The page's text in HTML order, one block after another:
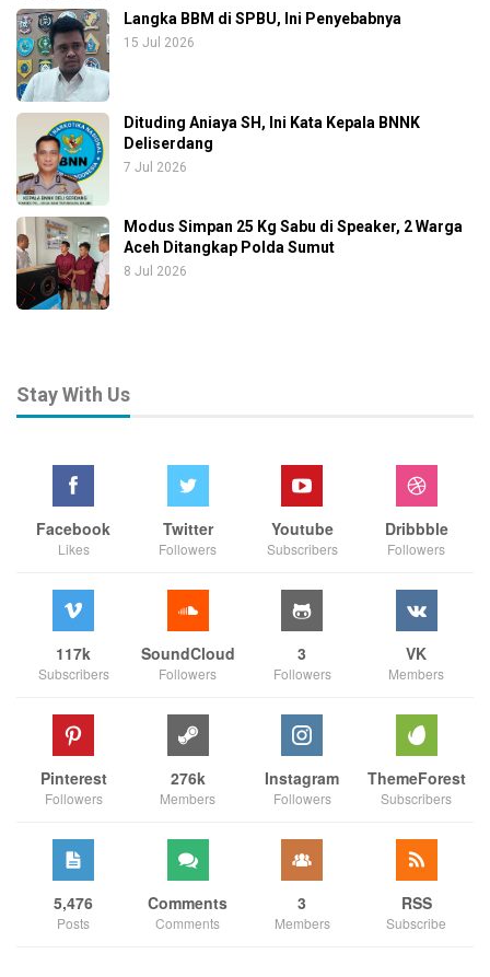
Langka BBM di SPBU, Ini Penyebabnya
15 Jul 2026
Dituding Aniaya SH, Ini Kata Kepala BNNK
Deliserdang
7 Jul 2026
Modus Simpan 25 Kg Sabu di Speaker, 2 Warga
Aceh Ditangkap Polda Sumut
8 Jul 2026
Stay With Us
Facebook
Likes
Twitter
Followers
Youtube
Subscribers
Dribbble
Followers
117k
Subscribers
SoundCloud
Followers
3
Followers
VK
Members
Pinterest
Followers
276k
Members
Instagram
Followers
ThemeForest
Subscribers
5,476
Posts
Comments
Comments
3
Members
RSS
Subscribe